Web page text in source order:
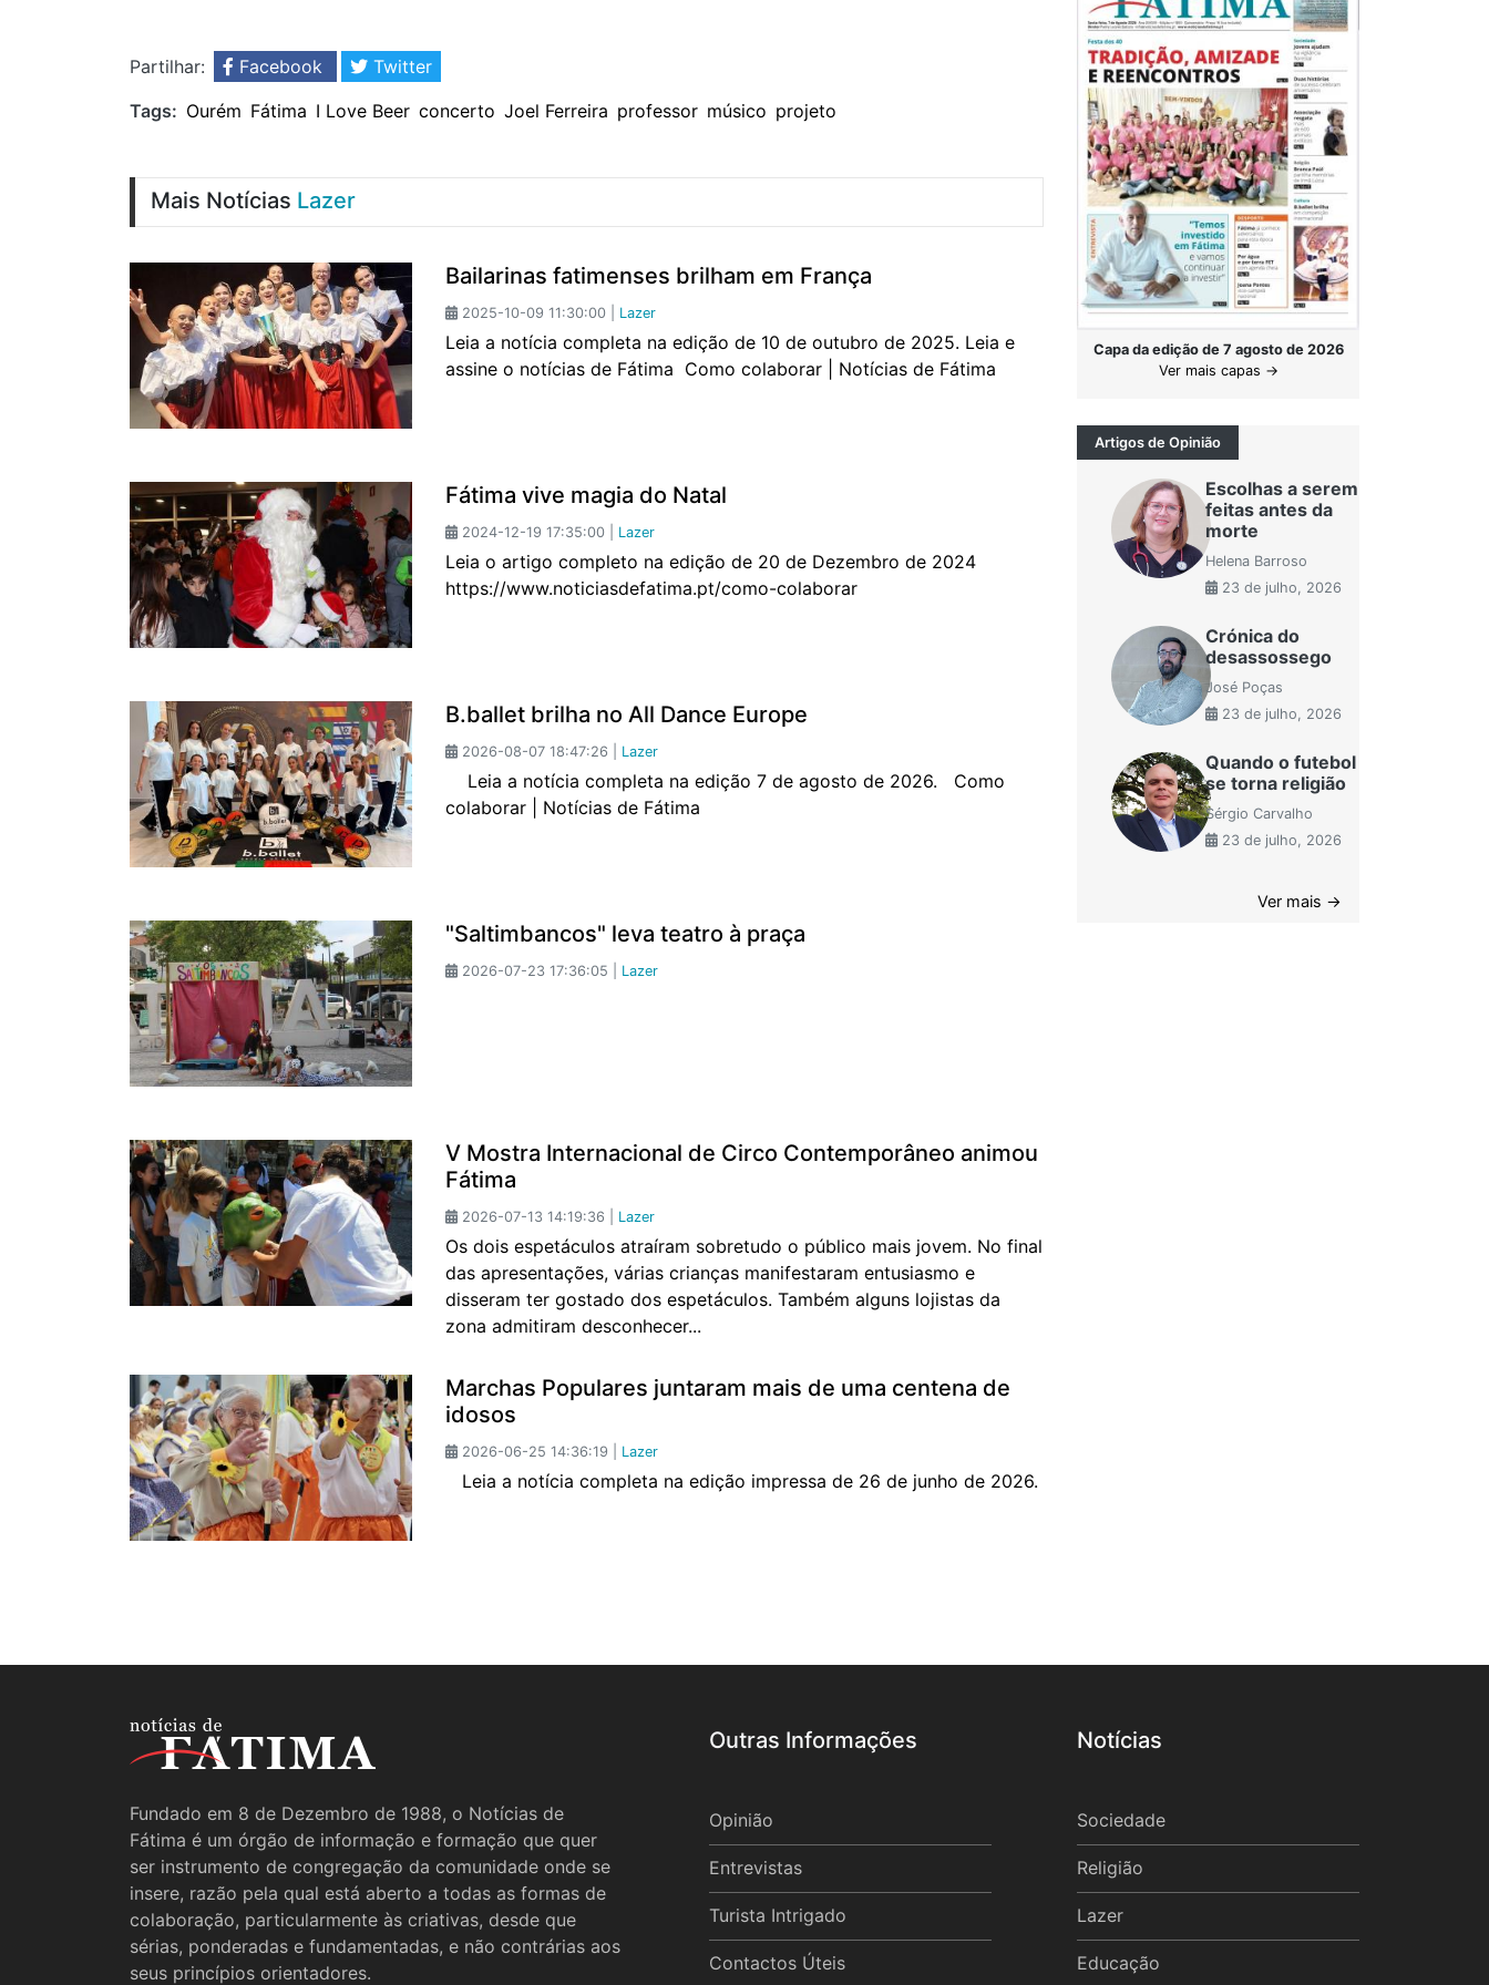
Partilhar: Facebook
Twitter
Tags: Ourém Fátima I Love Beer concerto Joel Ferreira professor músico projeto
Mais Notícias Lazer
Bailarinas fatimenses brilham em França
2025-10-09 11:30:00 | Lazer
Leia a notícia completa na edição de 10 de outubro de 2025. Leia e
assine o notícias de Fátima Como colaborar | Notícias de Fátima
Fátima vive magia do Natal
2024-12-19 17:35:00 | Lazer
Leia o artigo completo na edição de 20 de Dezembro de 2024
https://www.noticiasdefatima.pt/como-colaborar
B.ballet brilha no All Dance Europe
2026-08-07 18:47:26 | Lazer
Leia a notícia completa na edição 7 de agosto de 2026. Como
colaborar | Notícias de Fátima
"Saltimbancos" leva teatro à praça
2026-07-23 17:36:05 | Lazer
V Mostra Internacional de Circo Contemporâneo animou
Fátima
2026-07-13 14:19:36 | Lazer
Os dois espetáculos atraíram sobretudo o público mais jovem. No final
das apresentações, várias crianças manifestaram entusiasmo e
disseram ter gostado dos espetáculos. Também alguns lojistas da
zona admitiram desconhecer...
Marchas Populares juntaram mais de uma centena de
idosos
2026-06-25 14:36:19 | Lazer
Leia a notícia completa na edição impressa de 26 de junho de 2026.
Capa da edição de 7 agosto de 2026
Ver mais capas →
Artigos de Opinião
Escolhas a serem
feitas antes da
morte
Helena Barroso
23 de julho, 2026
Crónica do
desassossego
José Poças
23 de julho, 2026
Quando o futebol
se torna religião
Sérgio Carvalho
23 de julho, 2026
Ver mais →
Fundado em 8 de Dezembro de 1988, o Notícias de
Fátima é um órgão de informação e formação que quer
ser instrumento de congregação da comunidade onde se
insere, razão pela qual está aberto a todas as formas de
colaboração, particularmente às criativas, desde que
sérias, ponderadas e fundamentadas, e não contrárias aos
seus princípios orientadores.
Outras Informações
Opinião
Entrevistas
Turista Intrigado
Contactos Úteis
Notícias
Sociedade
Religião
Lazer
Educação